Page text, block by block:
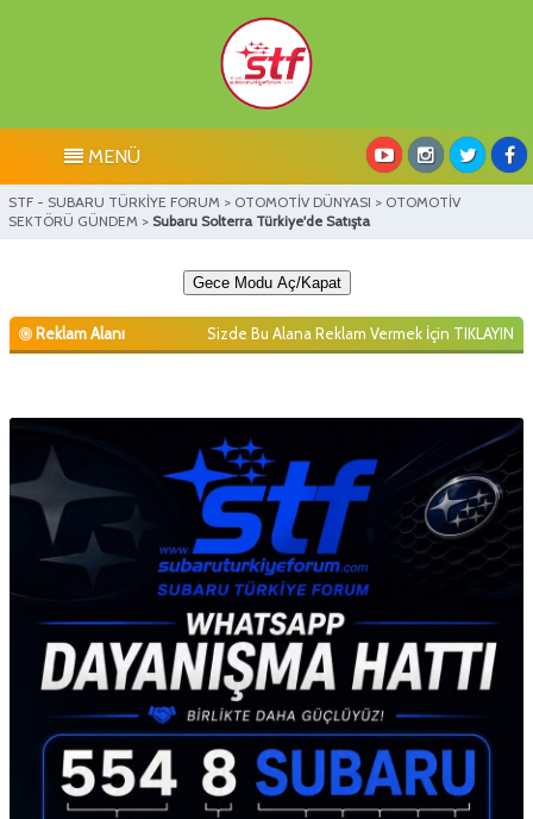
MENÜ
STF - SUBARU TÜRKİYE FORUM > OTOMOTİV DÜNYASI > OTOMOTİV
SEKTÖRÜ GÜNDEM > Subaru Solterra Türkiye'de Satışta
Gece Modu Aç/Kapat
Reklam Alanı Sizde Bu Alana Reklam Vermek İçin TIKLAYIN